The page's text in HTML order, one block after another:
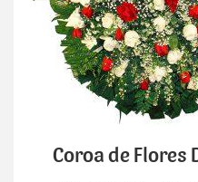
Coroa de Flores